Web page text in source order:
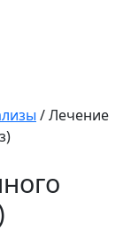
/Лечение